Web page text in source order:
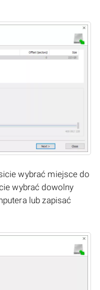
wybrać miejsce do
wybrać dowolny
lub zapisać